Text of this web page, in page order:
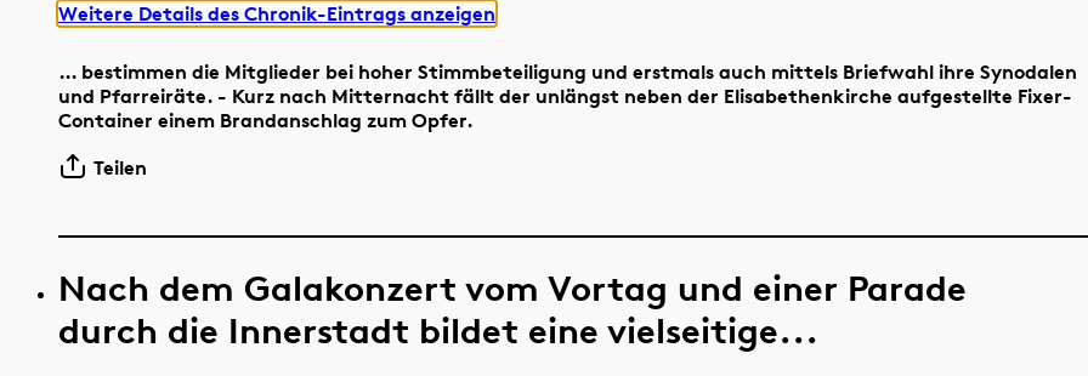
Weitere Details des Chronik-Eintrags anzeigen
… bestimmen die Mitglieder bei hoher Stimmbeteiligung und erstmals auch mittels Briefwahl ihre Synodalen
und Pfarreiräte. - Kurz nach Mitternacht fällt der unlängst neben der Elisabethenkirche aufgestellte Fixer-
Container einem Brandanschlag zum Opfer.
Teilen
Nach dem Galakonzert vom Vortag und einer Parade
durch die Innerstadt bildet eine vielseitige...